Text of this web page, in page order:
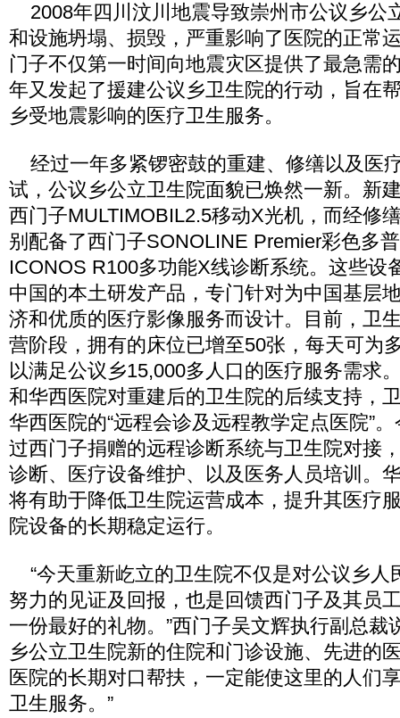
2008年四川汶川地震导致崇州市公议乡公
和设施坍塌、损毁，严重影响了医院的正常
门子不仅第一时间向地震灾区提供了最急需
年又发起了援建公议乡卫生院的行动，旨在
乡受地震影响的医疗卫生服务。
经过一年多紧锣密鼓的重建、修缮以及医
试，公议乡公立卫生院面貌已焕然一新。新
西门子MULTIMOBIL2.5移动X光机，而经修
别配备了西门子SONOLINE Premier彩色多
ICONOS R100多功能X线诊断系统。这些设
中国的本土研发产品，专门针对为中国基层
济和优质的医疗影像服务而设计。目前，卫
营阶段，拥有的床位已增至50张，每天可为
以满足公议乡15,000多人口的医疗服务需求
和华西医院对重建后的卫生院的后续支持，
华西医院的“远程会诊及远程教学定点医院”
过西门子捐赠的远程诊断系统与卫生院对接
诊断、医疗设备维护、以及医务人员培训。
将有助于降低卫生院运营成本，提升其医疗
院设备的长期稳定运行。
“今天重新屹立的卫生院不仅是对公议乡人
努力的见证及回报，也是回馈西门子及其员
一份最好的礼物。”西门子吴文辉执行副总裁
乡公立卫生院新的住院和门诊设施、先进的
医院的长期对口帮扶，一定能使这里的人们
卫生服务。”